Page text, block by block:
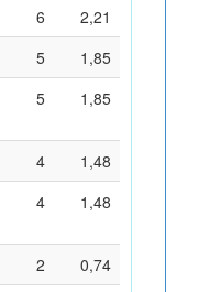
6
2,21
5
1,85
5 1,85
4
1,48
4 1,48
2
0,74